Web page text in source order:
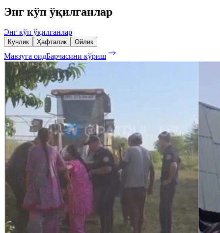
Энг кўп ўқилганлар
Энг кўп ўқилганлар
Кунлик Ҳафталик Ойлик
Мавзуга оидБарчасини кўриш